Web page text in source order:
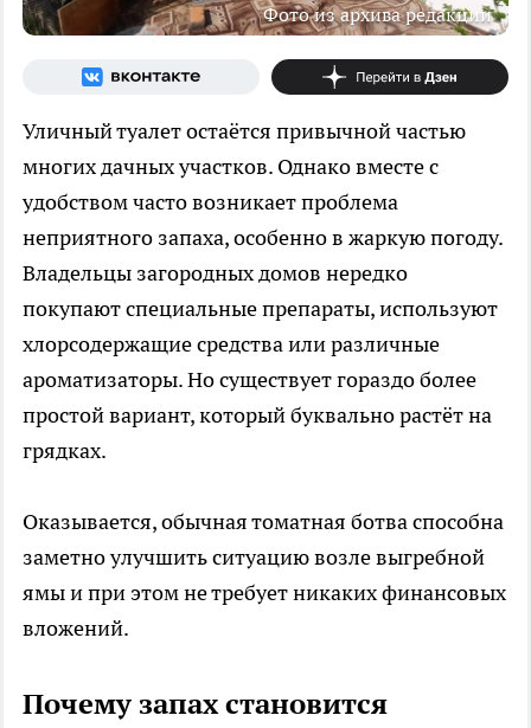
Фото из архива редакции
Уличный туалет остаётся привычной частью
многих дачных участков. Однако вместе с
удобством часто возникает проблема
неприятного запаха, особенно в жаркую погоду.
Владельцы загородных домов нередко
покупают специальные препараты, используют
хлорсодержащие средства или различные
ароматизаторы. Но существует гораздо более
простой вариант, который буквально растёт на
грядках.
Оказывается, обычная томатная ботва способна
заметно улучшить ситуацию возле выгребной
ямы и при этом не требует никаких финансовых
вложений.
Почему запах становится